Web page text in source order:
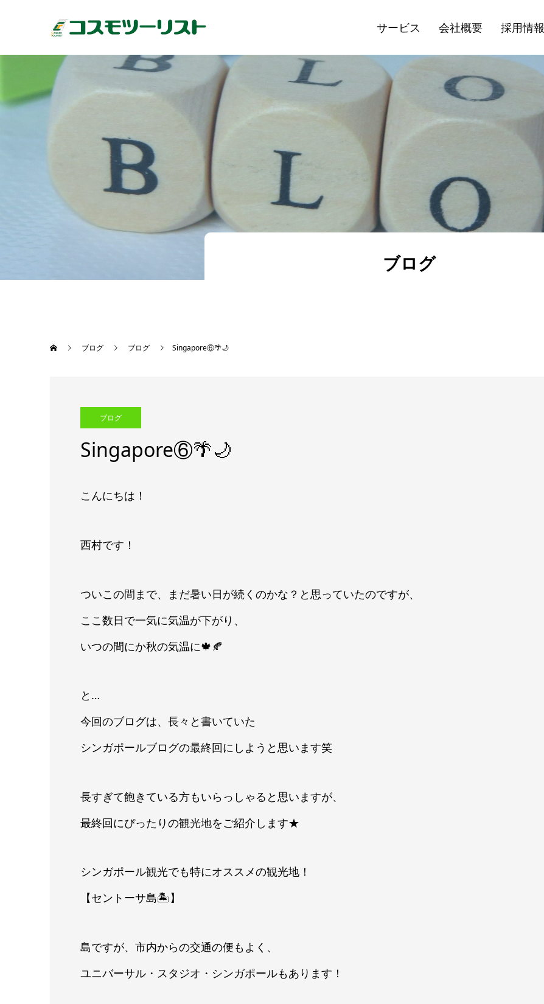
サービス 会社概要 採用情報
ブログ
ブログ ブログ Singapore⑥🌴🌙
ブログ
Singapore⑥🌴🌙
こんにちは！
西村です！
ついこの間まで、まだ暑い日が続くのかな？と思っていたのですが、
ここ数日で一気に気温が下がり、
いつの間にか秋の気温に🍁🍂
と…
今回のブログは、長々と書いていた
シンガポールブログの最終回にしようと思います笑
長すぎて飽きている方もいらっしゃると思いますが、
最終回にぴったりの観光地をご紹介します★
シンガポール観光でも特にオススメの観光地！
【セントーサ島🏝】
島ですが、市内からの交通の便もよく、
ユニバーサル・スタジオ・シンガポールもあります！